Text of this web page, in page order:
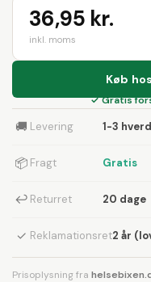
36,95 kr.
inkl. moms
Køb
✓ Gratis
🚚 Levering 1-3
📦 Fragt Gratis
↩ Returret 20 dage
✓ Reklamationsret2 år
Prisoplysning fra